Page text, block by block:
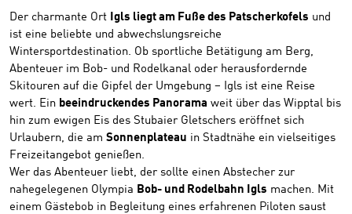
Der charmante Ort Igls liegt am Fuße des Patscherkofels und
ist eine beliebte und abwechslungsreiche
Wintersportdestination. Ob sportliche Betätigung am Berg,
Abenteuer im Bob- und Rodelkanal oder herausfordernde
Skitouren auf die Gipfel der Umgebung – Igls ist eine Reise
wert. Ein beeindruckendes Panorama weit über das Wipptal bis
hin zum ewigen Eis des Stubaier Gletschers eröffnet sich
Urlaubern, die am Sonnenplateau in Stadtnähe ein vielseitiges
Freizeitangebot genießen.
Wer das Abenteuer liebt, der sollte einen Abstecher zur
nahegelegenen Olympia Bob- und Rodelbahn Igls machen. Mit
einem Gästebob in Begleitung eines erfahrenen Piloten saust